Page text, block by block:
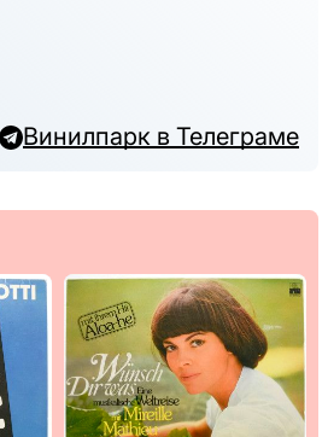
Винилпарк в Телеграме